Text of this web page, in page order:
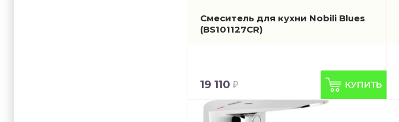
Смеситель для кухни Nobili Blues
(BS101127CR)
19 110